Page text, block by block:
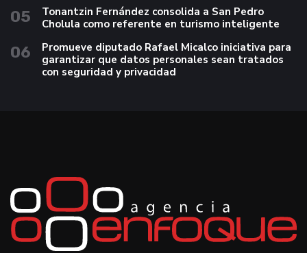
05
Tonantzin Fernández consolida a San Pedro
Cholula como referente en turismo inteligente
06
Promueve diputado Rafael Micalco iniciativa para
garantizar que datos personales sean tratados
con seguridad y privacidad